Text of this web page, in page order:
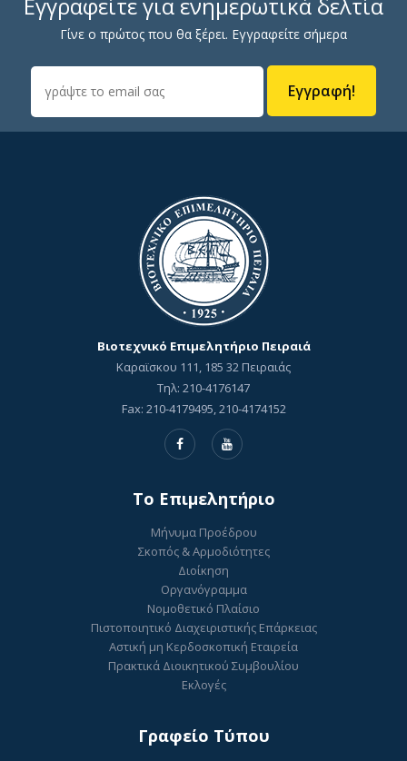
Εγγραφείτε για ενημερωτικά δελτία
Γίνε ο πρώτος που θα ξέρει. Εγγραφείτε σήμερα
Εγγραφή!
Βιοτεχνικό Επιμελητήριο Πειραιά
Καραϊσκου 111, 185 32 Πειραιάς
Τηλ: 210-4176147
Fax: 210-4179495, 210-4174152
To Επιμελητήριο
Μήνυμα Προέδρου
Σκοπός & Αρμοδιότητες
Διοίκηση
Οργανόγραμμα
Νομοθετικό Πλαίσιο
Πιστοποιητικό Διαχειριστικής Επάρκειας
Αστική μη Κερδοσκοπική Εταιρεία
Πρακτικά Διοικητικού Συμβουλίου
Εκλογές
Γραφείο Τύπου